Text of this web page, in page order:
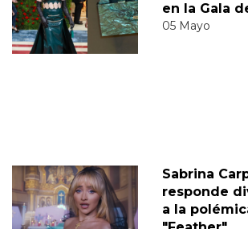
en la Gala
05 Mayo
Sabrina
responde
a la